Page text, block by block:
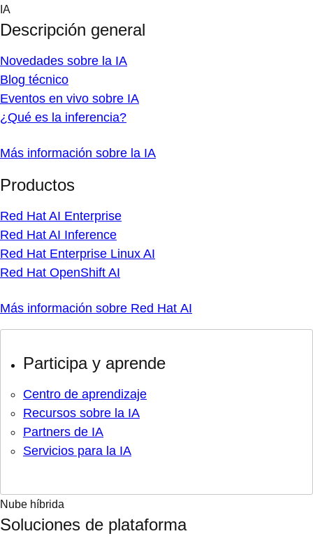
Skip
content
IA
Descripción general
Novedades sobre la IA
Blog técnico
Eventos en vivo sobre IA
¿Qué es la inferencia?
Más información sobre la IA
Productos
Red Hat AI Enterprise
Red Hat AI Inference
Red Hat Enterprise Linux AI
Red Hat OpenShift AI
Más información sobre Red Hat AI
Participa y aprende
Centro de aprendizaje
Recursos sobre la IA
Partners de IA
Servicios para la IA
Nube híbrida
Soluciones de plataforma